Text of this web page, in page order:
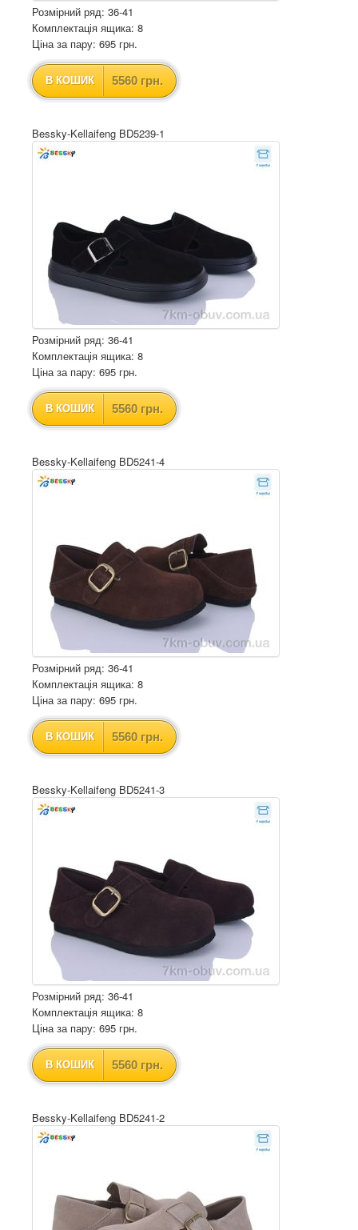
Розмірний ряд: 36-41
Комплектація ящика: 8
Ціна за пару: 695 грн.
В КОШИК 5560 грн.
Bessky-Kellaifeng BD5239-1
Розмірний ряд: 36-41
Комплектація ящика: 8
Ціна за пару: 695 грн.
В КОШИК 5560 грн.
Bessky-Kellaifeng BD5241-4
Розмірний ряд: 36-41
Комплектація ящика: 8
Ціна за пару: 695 грн.
В КОШИК 5560 грн.
Bessky-Kellaifeng BD5241-3
Розмірний ряд: 36-41
Комплектація ящика: 8
Ціна за пару: 695 грн.
В КОШИК 5560 грн.
Bessky-Kellaifeng BD5241-2